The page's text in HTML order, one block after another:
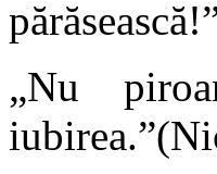
„Nu